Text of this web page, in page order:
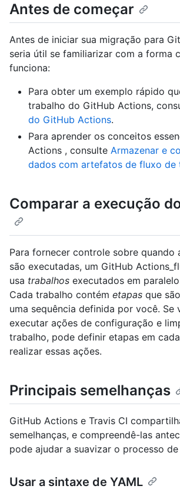
Antes de começar
Antes de iniciar sua migração para
seria útil se familiarizar com a forma
funciona:
Para obter um exemplo rápido
trabalho do GitHub Actions,
do GitHub Actions.
Para aprender os conceitos
Actions , consulte Armazenar e
dados com artefatos de fluxo de
Comparar a execução
Para fornecer controle sobre quando
são executadas, um GitHub
usa trabalhos executados em
Cada trabalho contém etapas que
uma sequência definida por você. Se
executar ações de configuração e
trabalho, pode definir etapas em
realizar essas ações.
Principais semelhanças
GitHub Actions e Travis CI
semelhanças, e compreendê-las
pode ajudar a suavizar o processo
Usar a sintaxe de YAML